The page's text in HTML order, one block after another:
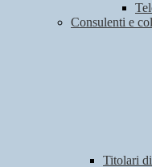
Consulenti e
Titolari